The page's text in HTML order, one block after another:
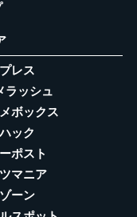
レス
ラッシュ
ボックス
ック
ポスト
マニア
ーン